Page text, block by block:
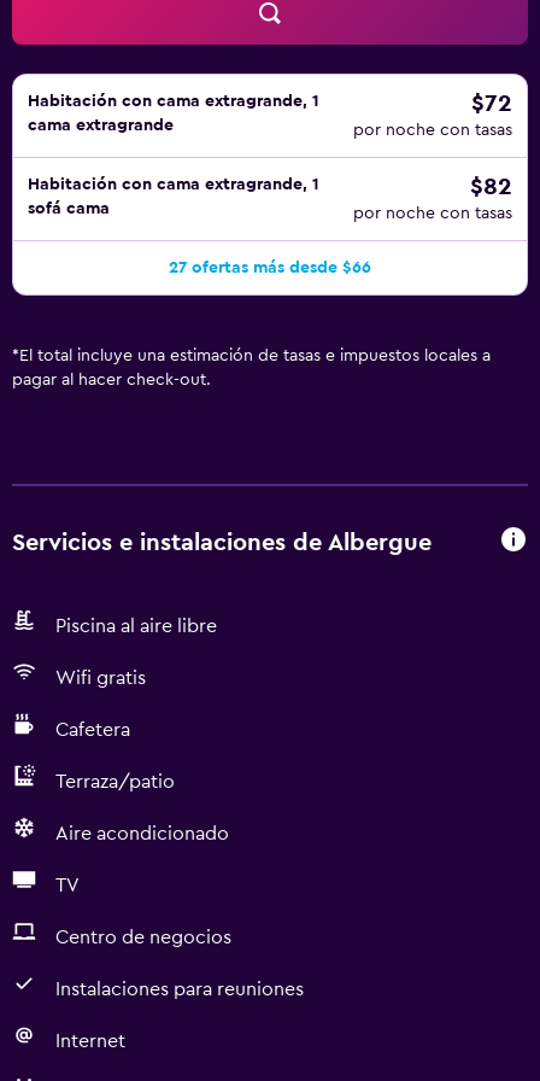
de compras al casco antiguo de Spring.Reserve una de las
habitaciones recién renovadas del BEST WESTERN PLUS
The Woodlands hoy mismo. Consulte las mejoras
disponibles y considere darse un capricho. Disfrute de su
estancia en nuestro hotel.
Habitación con cama extragrande, 1
cama extragrande
$72
por noche con tasas
Habitación con cama extragrande, 1
sofá cama
$82
por noche con tasas
27 ofertas más desde $66
* El total incluye una estimación de tasas e impuestos locales a
pagar al hacer check-out.
Servicios e instalaciones de Albergue
Piscina al aire libre
Wifi gratis
Cafetera
Terraza/patio
Aire acondicionado
TV
Centro de negocios
Instalaciones para reuniones
Internet